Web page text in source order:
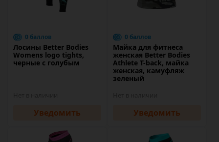
0 баллов
Лосины Better Bodies
Womens logo tights,
черные с голубым
Уведомить
0 баллов
Майка для фитнеса
женская Better Bodies
Athlete T-back, майка
женская, камуфляж
зеленый
Уведомить